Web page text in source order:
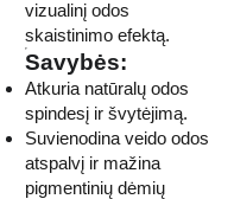
vizualinį odos
skaistinimo efektą.
Savybės:
Atkuria natūralų odos
spindesį ir švytėjimą.
Suvienodina veido odos
atspalvį ir mažina
pigmentinių dėmių